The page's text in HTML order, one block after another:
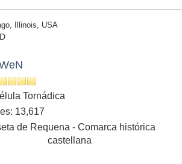
Illinois, USA
Tornádica
13,617
de Requena - Comarca histórica
castellana